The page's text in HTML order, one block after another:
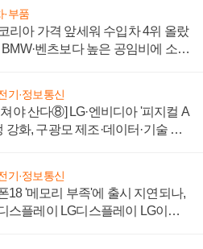
·부품
리아 가격 앞세워 수입차 4위 올랐
벤츠보다 높은 공임비에 소비
기·정보통신
쳐야 산다⑧] LG·엔비디아 '피지컬 A
강화, 구광모 제조·데이터·기술 결
기·정보통신
18 '메모리 부족'에 출시 지연되나,
스플레이 LG디스플레이 LG이노